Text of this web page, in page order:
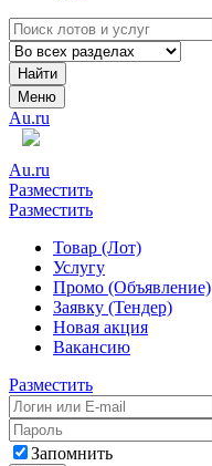
Найти
Меню
Au.ru
Au.ru
Разместить
Разместить
Товар (Лот)
Услугу
Промо (Объявление)
Заявку (Тендер)
Новая акция
Вакансию
Разместить
Запомнить